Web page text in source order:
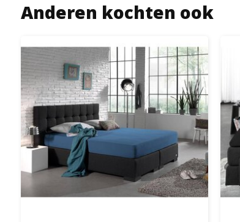
Anderen kochten ook